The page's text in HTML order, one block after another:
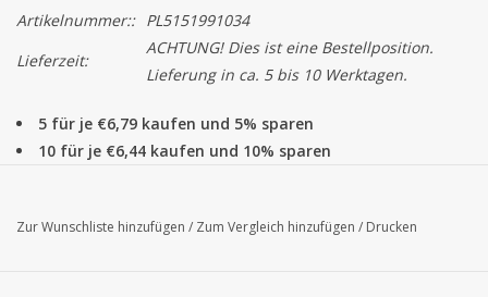
Artikelnummer:: PL5151991034
Lieferzeit:
ACHTUNG! Dies ist eine Bestellposition.
Lieferung in ca. 5 bis 10 Werktagen.
5 für je €6,79 kaufen und 5% sparen
10 für je €6,44 kaufen und 10% sparen
Schachteln, Beuteln und anderen Verpackungen passt. Alle Bel
Zur Wunschliste hinzufügen / Zum Vergleich hinzufügen / Drucken